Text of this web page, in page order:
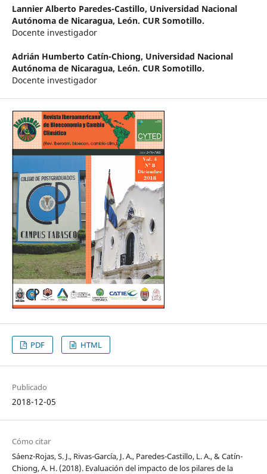
Lannier Alberto Paredes-Castillo, Universidad Nacional
Autónoma de Nicaragua, León. CUR Somotillo.
Docente investigador
Adrián Humberto Catín-Chiong, Universidad Nacional
Autónoma de Nicaragua, León. CUR Somotillo.
Docente investigador
PDF HTML
Publicado
2018-12-05
Cómo citar
Sáenz-Rojas, S. J., Rivas-García, J. A., Paredes-Castillo, L. A., & Catín-
Chiong, A. H. (2018). Evaluación del impacto de los pilares de la